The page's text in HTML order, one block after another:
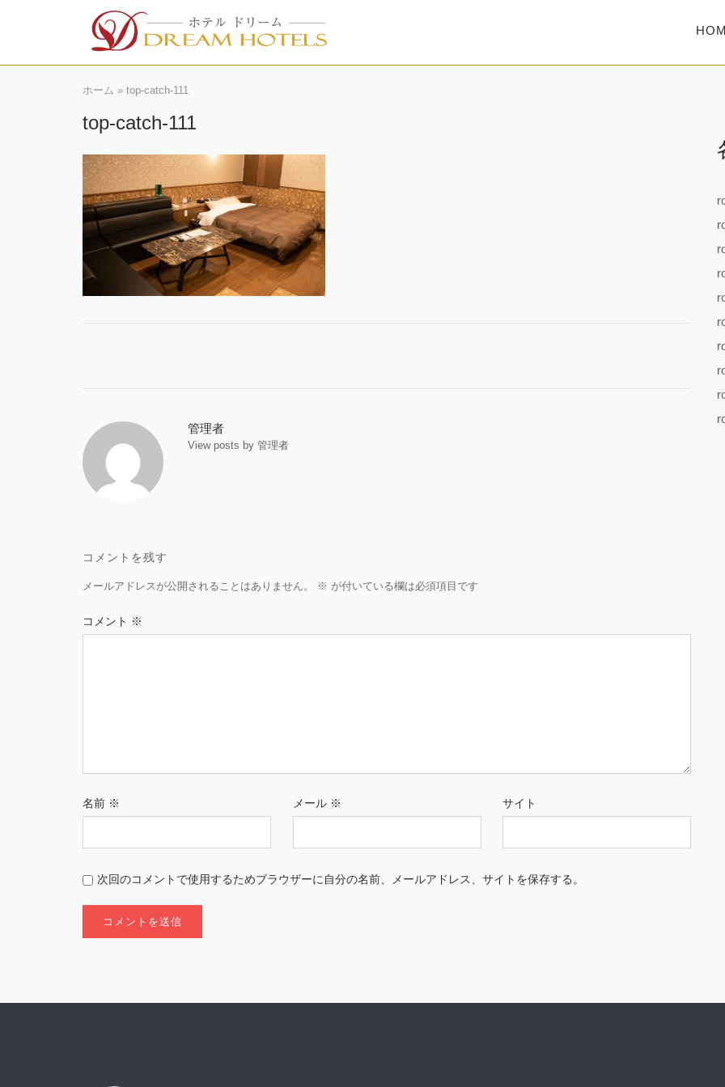
ホーム » top-catch-111
top-catch-111
管理者
View posts by 管理者
コメントを残す
メールアドレスが公開されることはありません。 ※ が付いている欄は必須項目です
コメント ※
名前 ※ メール ※ サイト
次回のコメントで使用するためブラウザーに自分の名前、メールアドレス、サイトを保存する。